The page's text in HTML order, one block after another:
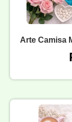
Arte Camisa